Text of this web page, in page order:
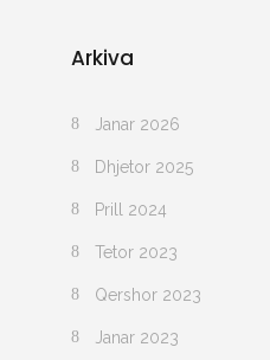
Arkiva
Janar 2026
Dhjetor 2025
Prill 2024
Tetor 2023
Qershor 2023
Janar 2023